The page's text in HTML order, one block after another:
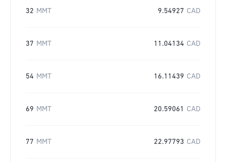
32 MMT 9.54927 CAD
37 MMT 11.04134 CAD
54 MMT 16.11439 CAD
69 MMT 20.59061 CAD
77 MMT 22.97793 CAD